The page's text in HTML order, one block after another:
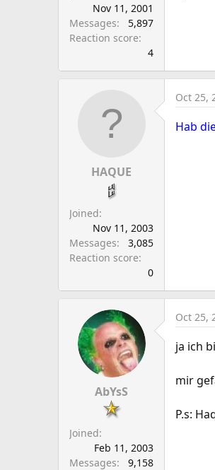
Nov 11, 2001
Messages
5,897
Reaction score
4
HAQUE
Joined
Nov 11, 2003
Messages
3,085
Reaction score
0
Oct 25,
Hab
AbYsS
Joined
Feb 11, 2003
Messages
9,158
Oct 25,
ja ich
mir
P.s: